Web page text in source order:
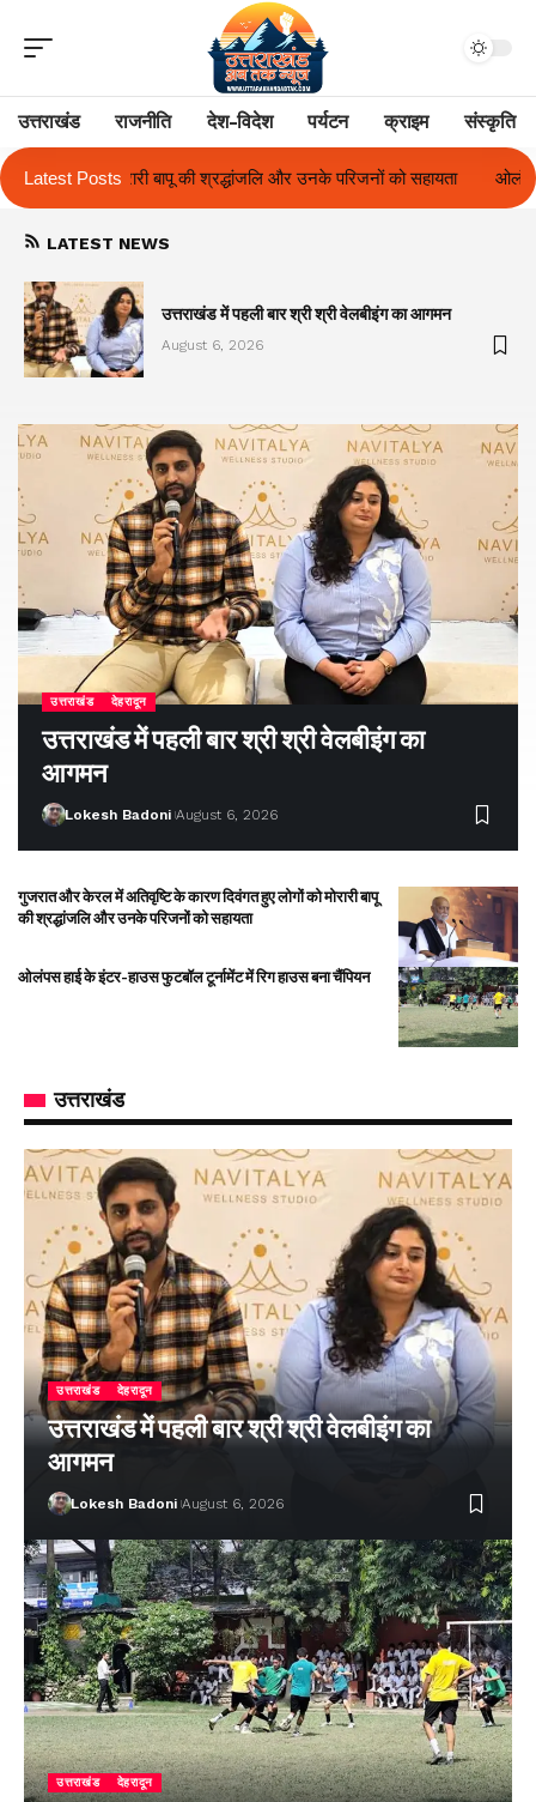
उत्तराखंड राजनीति देश-विदेश पर्यटन क्राइम संस्कृति
Latest Posts
उनके परिजनों को सहायता ओलंपस हाई के इंटर-हाउस फुटबॉल टूर्नामेंट में रिग
LATEST NEWS
उत्तराखंड में पहली बार श्री श्री वेलबीइंग का आगमन
August 6, 2026
उत्तराखंड देहरादून
उत्तराखंड में पहली बार श्री श्री वेलबीइंग का
आगमन
Lokesh Badoni August 6, 2026
गुजरात और केरल में अतिवृष्टि के कारण दिवंगत हुए लोगों को मोरारी बापू
की श्रद्धांजलि और उनके परिजनों को सहायता
ओलंपस हाई के इंटर-हाउस फुटबॉल टूर्नामेंट में रिग हाउस बना चैंपियन
उत्तराखंड
उत्तराखंड देहरादून
उत्तराखंड में पहली बार श्री श्री वेलबीइंग का
आगमन
Lokesh Badoni August 6, 2026
उत्तराखंड देहरादून